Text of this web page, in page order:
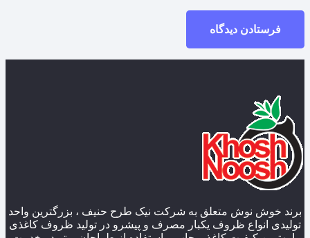
فرستادن دیدگاه
برند خوش نوش متعلق به شرکت نیک طرح حنیف ، بزرگترین واحد
تولیدی انواع ظروف یکبار مصرف و پیشرو در تولید ظروف کاغذی